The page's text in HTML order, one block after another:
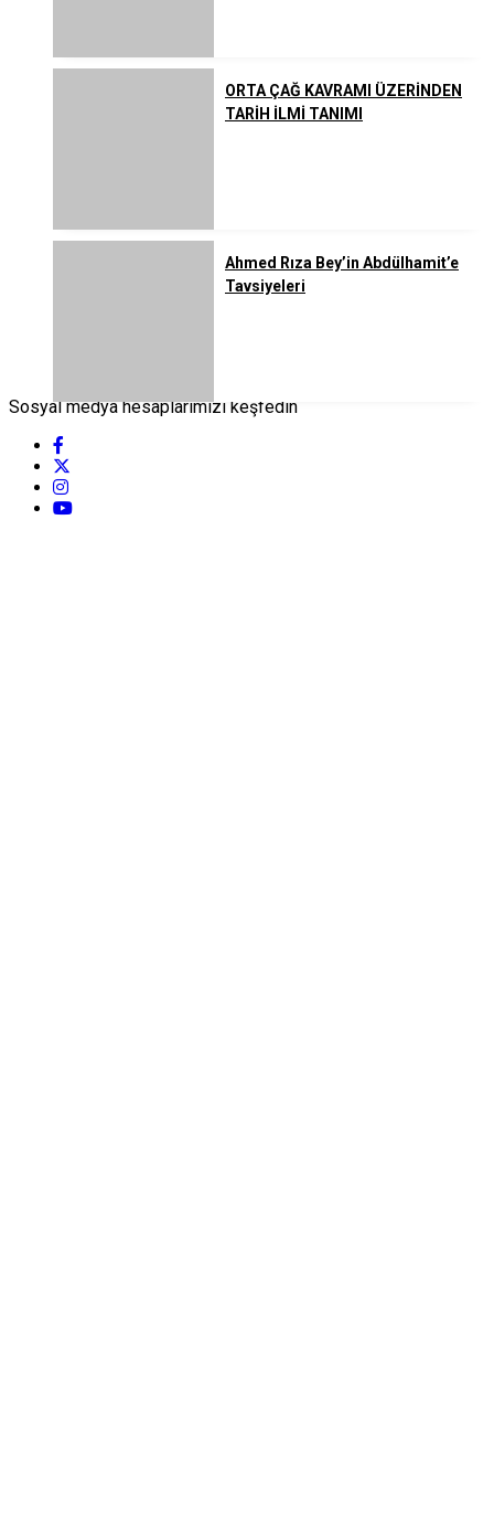
ORTA ÇAĞ KAVRAMI ÜZERİNDEN
TARİH İLMİ TANIMI
Ahmed Rıza Bey’in Abdülhamit’e
Tavsiyeleri
Sosyal medya hesaplarımızı keşfedin